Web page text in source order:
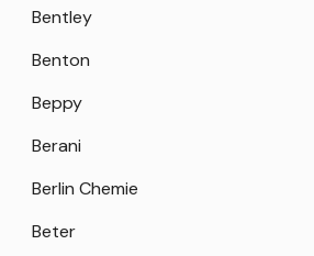
Bentley
Benton
Beppy
Berani
Berlin Chemie
Beter